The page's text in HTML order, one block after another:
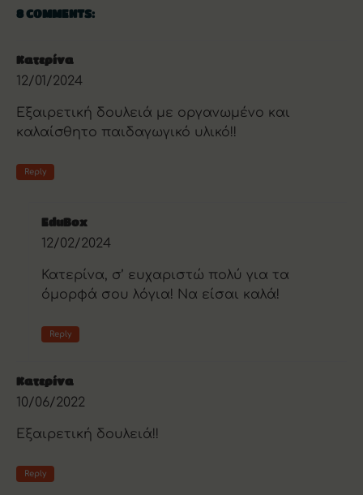
8 COMMENTS:
Κατερίνα
12/01/2024
Εξαιρετική δουλειά με οργανωμένο και
καλαίσθητο παιδαγωγικό υλικό!!
Reply
EduBox
12/02/2024
Κατερίνα, σ’ ευχαριστώ πολύ για τα
όμορφά σου λόγια! Να είσαι καλά!
Reply
Κατερίνα
10/06/2022
Εξαιρετική δουλειά!!
Reply